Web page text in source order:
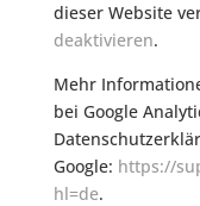
dieser Website
deaktivieren.
Mehr
bei Google
Google: https://
hl=de.